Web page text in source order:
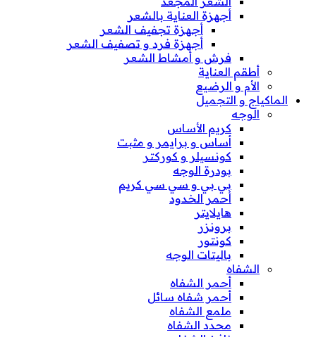
أجهزة العناية بالشعر
أجهزة تجفيف الشعر
أجهزة فرد و تصفيف الشعر
فرش و أمشاط الشعر
أطقم العناية
الأم و الرضيع
الماكياج و التجميل
الوجه
كريم الأساس
أساس و برايمر و مثبت
كونسيلر و كوركتر
بودرة الوجه
بي بي و سي سي كريم
أحمر الخدود
هايلايتر
برونزر
كونتور
باليتات الوجه
الشفاه
أحمر الشفاه
أحمر شفاه سائل
ملمع الشفاه
محدد الشفاه